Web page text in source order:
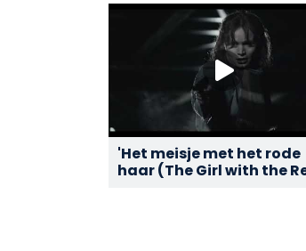
'Het meisje met het rode
haar (The Girl with the